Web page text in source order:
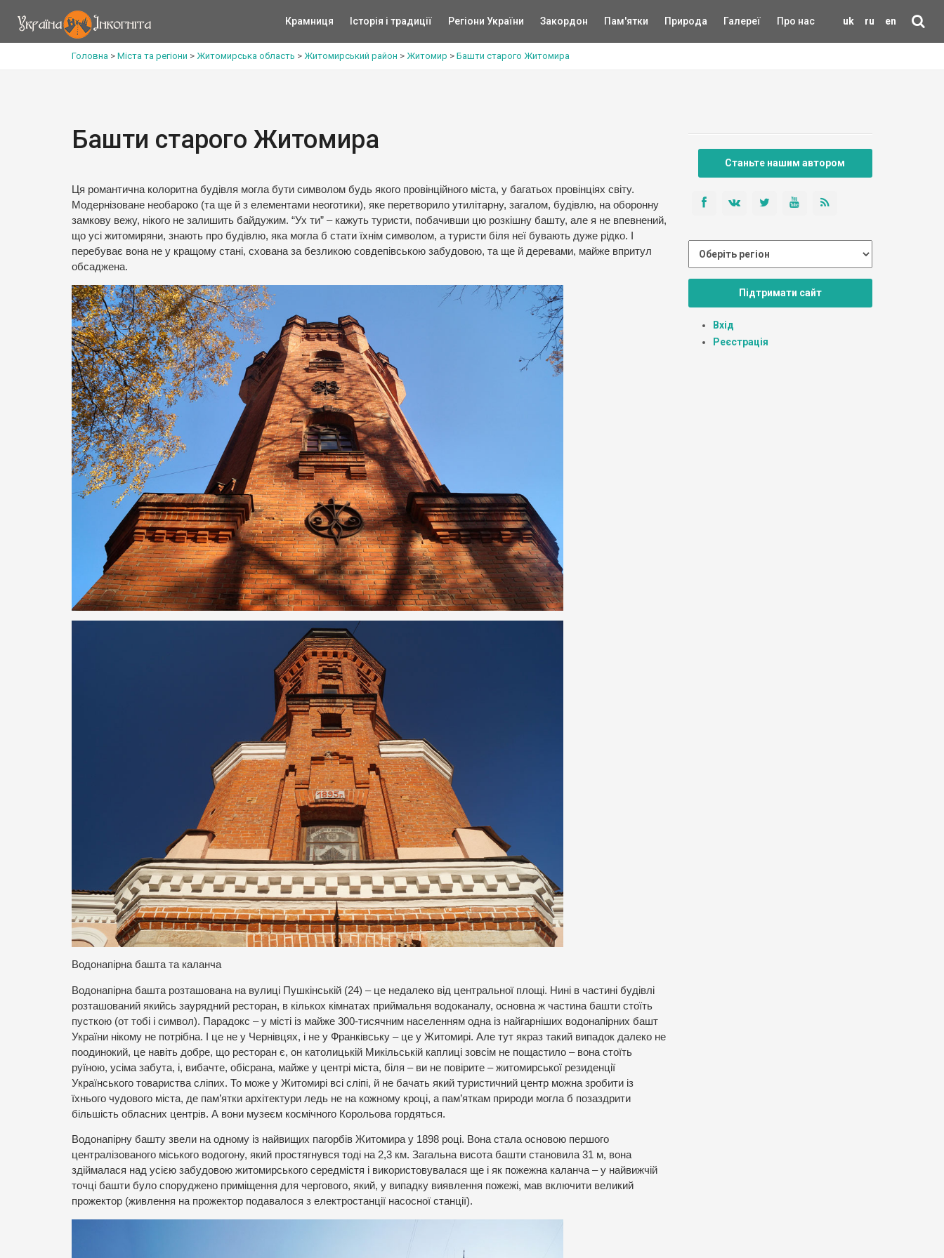
uk ru en
Крамниця Історія і традиції Регіони України Закордон Пам'ятки Природа Галереї Про нас
Головна > Міста та регіони > Житомирська область > Житомирський район > Житомир > Башти старого Житомира
Башти старого Житомира
Ця романтична колоритна будівля могла бути символом будь якого провінційного міста, у багатьох провінціях світу.
Модернізоване необароко (та ще й з елементами неоготики), яке перетворило утилітарну, загалом, будівлю, на оборонну
замкову вежу, нікого не залишить байдужим. “Ух ти” – кажуть туристи, побачивши цю розкішну башту, але я не впевнений,
що усі житомиряни, знають про будівлю, яка могла б стати їхнім символом, а туристи біля неї бувають дуже рідко. І
перебуває вона не у кращому стані, схована за безликою совдепівською забудовою, та ще й деревами, майже впритул
обсаджена.
Водонапірна башта та каланча
Водонапірна башта розташована на вулиці Пушкінській (24) – це недалеко від центральної площі. Нині в частині будівлі
розташований якийсь заурядний ресторан, в кількох кімнатах приймальня водоканалу, основна ж частина башти стоїть
пусткою (от тобі і символ). Парадокс – у місті із майже 300-тисячним населенням одна із найгарніших водонапірних башт
України нікому не потрібна. І це не у Чернівцях, і не у Франківську – це у Житомирі. Але тут якраз такий випадок далеко не
поодинокий, це навіть добре, що ресторан є, он католицькій Микільській каплиці зовсім не пощастило – вона стоїть
руїною, усіма забута, і, вибачте, обісрана, майже у центрі міста, біля – ви не повірите – житомирської резиденції
Українського товариства сліпих. То може у Житомирі всі сліпі, й не бачать який туристичний центр можна зробити із
їхнього чудового міста, де пам’ятки архітектури ледь не на кожному кроці, а пам’яткам природи могла б позаздрити
більшість обласних центрів. А вони музеєм космічного Корольова гордяться.
Водонапірну башту звели на одному із найвищих пагорбів Житомира у 1898 році. Вона стала основою першого
централізованого міського водогону, який простягнувся тоді на 2,3 км. Загальна висота башти становила 31 м, вона
здіймалася над усією забудовою житомирського середмістя і використовувалася ще і як пожежна каланча – у найвижчій
точці башти було споруджено приміщення для чергового, який, у випадку виявлення пожежі, мав включити великий
прожектор (живлення на прожектор подавалося з електростанції насосної станції).
Станьте нашим автором
Підтримати сайт
Вхід
Реєстрація